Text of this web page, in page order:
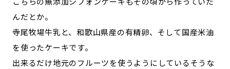
んだとか。
寺尾牧場牛乳と、和歌山県産の有精卵、そして国産米油
を使ったケーキです。
出来るだけ地元のフルーツを使うようにしているそうな